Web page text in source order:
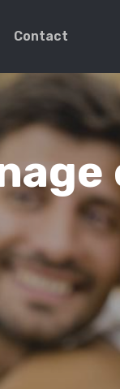
Contact